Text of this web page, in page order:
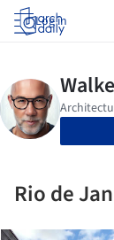
Log in
Rio de